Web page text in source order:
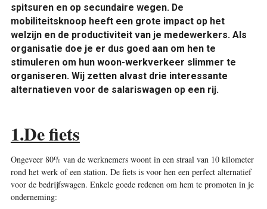
spitsuren en op secundaire wegen. De
mobiliteitsknoop heeft een grote impact op het
welzijn en de productiviteit van je medewerkers. Als
organisatie doe je er dus goed aan om hen te
stimuleren om hun woon-werkverkeer slimmer te
organiseren. Wij zetten alvast drie interessante
alternatieven voor de salariswagen op een rij.
1.De fiets
Ongeveer 80% van de werknemers woont in een straal van 10 kilometer
rond het werk of een station. De fiets is voor hen een perfect alternatief
voor de bedrijfswagen. Enkele goede redenen om hem te promoten in je
onderneming: